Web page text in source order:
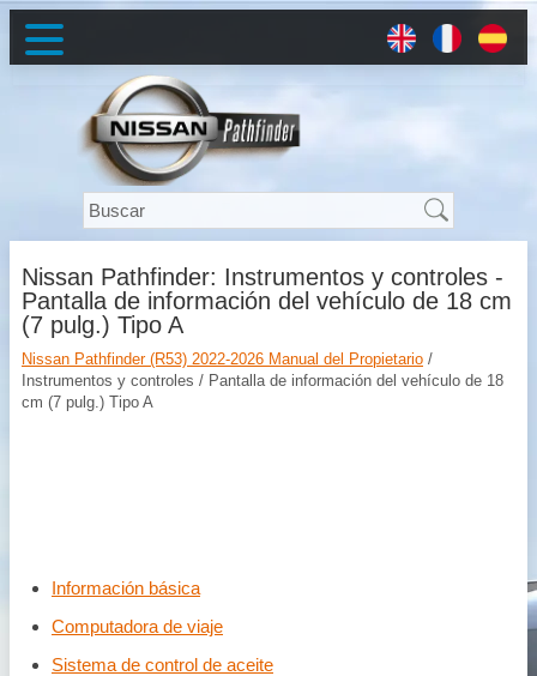
Nissan Pathfinder: Instrumentos y controles -
Pantalla de información del vehículo de 18 cm
(7 pulg.) Tipo A
Nissan Pathfinder (R53) 2022-2026 Manual del Propietario /
Instrumentos y controles / Pantalla de información del vehículo de 18
cm (7 pulg.) Tipo A
Información básica
Computadora de viaje
Sistema de control de aceite